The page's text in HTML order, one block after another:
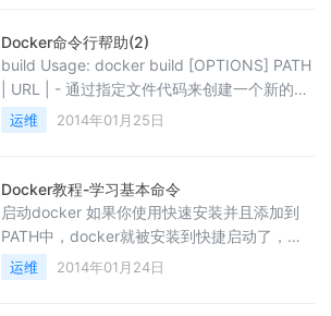
Docker命令行帮助(2)
build Usage: docker build [OPTIONS] PATH
| URL | - 通过指定文件代码来创建一个新的容
器 -t="": 库的名称和可选标记容器创建成功...
运维 2014年01月25日
Docker教程-学习基本命令
启动docker 如果你使用快速安装并且添加到
PATH中，docker就被安装到快捷启动了，当
Ubuntu系统启动时就启动了！你只需要运行命
令sudo run docker...
运维 2014年01月24日